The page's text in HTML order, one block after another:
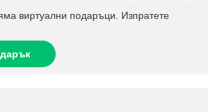
виртуални подаръци. Изпратете